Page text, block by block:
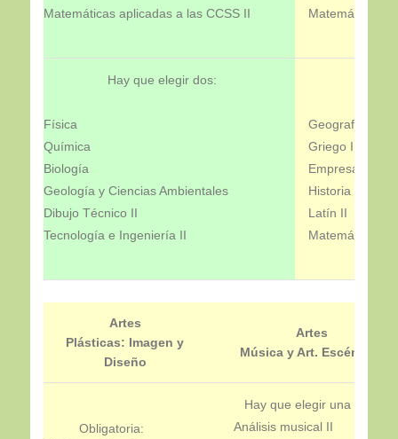
Matemáticas aplicadas a las CCSS II
Matemáticas
Hay que elegir dos:
Física
Química
Biología
Geología y Ciencias Ambientales
Dibujo Técnico II
Tecnología e Ingeniería II
Geografía
Empresa y
Historia del Arte
Latín II
Matemáticas
Artes
Plásticas: Imagen y
Diseño
Artes
Música y Art. Escénicas
Obligatoria:
Hay que elegir una
Análisis musical II